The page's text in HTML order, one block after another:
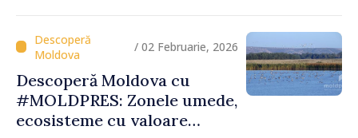
/ 02 Februarie, 2026
Descoperă Moldova cu
#MOLDPRES: Zonele umede,
ecosisteme cu valoare